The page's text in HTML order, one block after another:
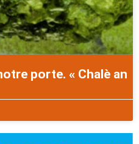
porte. « Chalè an